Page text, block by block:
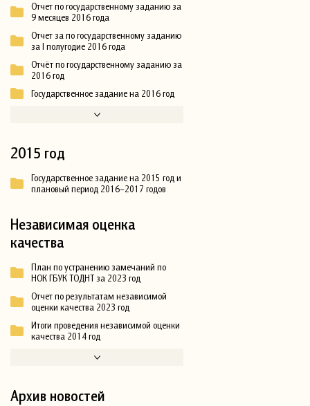
Отчет по государственному заданию за
9 месяцев 2016 года
Отчет за по государственному заданию
за I полугодие 2016 года
Отчёт по государственному заданию за
2016 год
Государственное задание на 2016 год
2015 год
Государственное задание на 2015 год и
плановый период 2016–2017 годов
Независимая оценка
качества
План по устранению замечаний по
НОК ГБУК ТОДНТ за 2023 год
Отчет по результатам независимой
оценки качества 2023 год
Итоги проведения независимой оценки
качества 2014 год
Архив новостей